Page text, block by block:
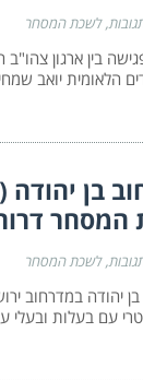
לשכת המסחר
בין ארגון
הלאומית יואב
בן יהודה
לשכת המסחר
יהודה במדרחוב
עם בעלות ובעלי